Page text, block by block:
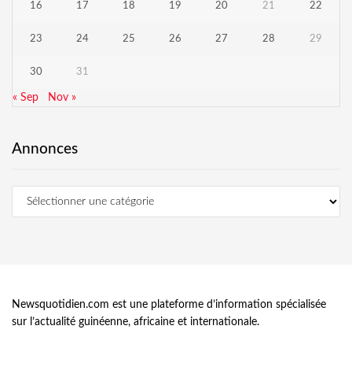
16 17 18 19 20 21 22
23 24 25 26 27 28 29
30 31
« Sep Nov »
Annonces
Newsquotidien.com est une plateforme d’information spécialisée
sur l’actualité guinéenne, africaine et internationale.